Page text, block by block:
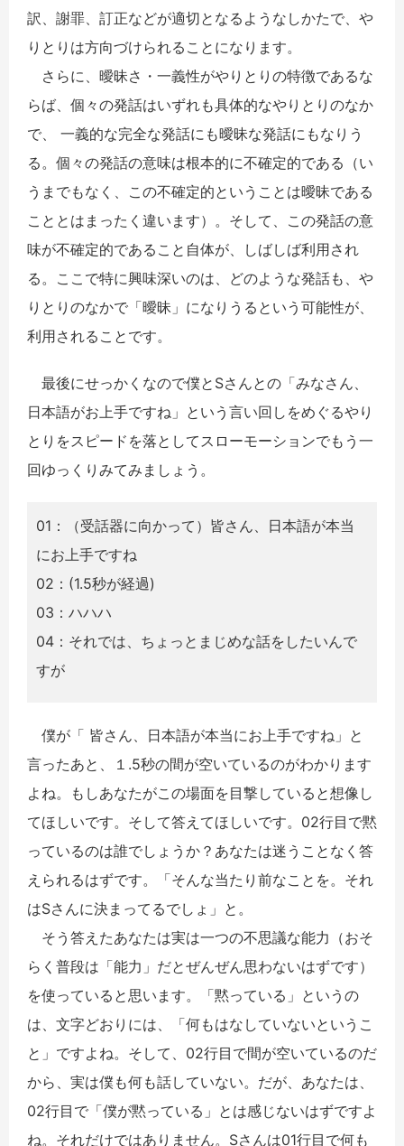
訳、謝罪、訂正などが適切となるようなしかたで、や
りとりは方向づけられることになります。
さらに、曖昧さ・一義性がやりとりの特徴であるな
らば、個々の発話はいずれも具体的なやりとりのなか
で、 一義的な完全な発話にも曖昧な発話にもなりう
る。個々の発話の意味は根本的に不確定的である（い
うまでもなく、この不確定的ということは曖昧である
こととはまったく違います）。そして、この発話の意
味が不確定的であること自体が、しばしば利用され
る。ここで特に興味深いのは、どのような発話も、や
りとりのなかで「曖昧」になりうるという可能性が、
利用されることです。
最後にせっかくなので僕とSさんとの「みなさん、
日本語がお上手ですね」という言い回しをめぐるやり
とりをスピードを落としてスローモーションでもう一
回ゆっくりみてみましょう。
01：（受話器に向かって）皆さん、日本語が本当
にお上手ですね
02：(1.5秒が経過)
03：ハハハ
04：それでは、ちょっとまじめな話をしたいんで
すが
僕が「 皆さん、日本語が本当にお上手ですね」と
言ったあと、１.5秒の間が空いているのがわかります
よね。もしあなたがこの場面を目撃していると想像し
てほしいです。そして答えてほしいです。02行目で黙
っているのは誰でしょうか？あなたは迷うことなく答
えられるはずです。「そんな当たり前なことを。それ
はSさんに決まってるでしょ」と。
そう答えたあなたは実は一つの不思議な能力（おそ
らく普段は「能力」だとぜんぜん思わないはずです）
を使っていると思います。「黙っている」というの
は、文字どおりには、「何もはなしていないというこ
と」ですよね。そして、02行目で間が空いているのだ
から、実は僕も何も話していない。だが、あなたは、
02行目で「僕が黙っている」とは感じないはずですよ
ね。それだけではありません。Sさんは01行目で何も